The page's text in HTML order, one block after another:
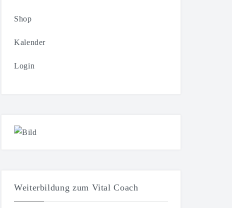
Shop
Kalender
Login
Weiterbildung zum Vital Coach